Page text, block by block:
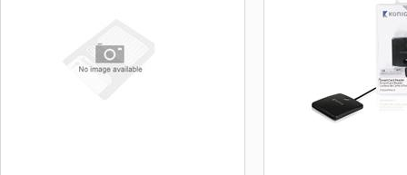
která je kompatibilní s
čipových karet, a použít
automaticky objeví na
nemusíte zadávat ručně.